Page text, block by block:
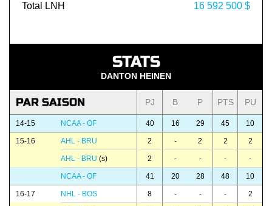
Total LNH 16 592 500 $
STATS
DANTON HEINEN
PAR SAISON PJ B P PTS PU
14-15 NCAA - OF 40 16 29 45 10
15-16 AHL - BRU 2 - 2 2 2
AHL - BRU (s) 2 - - - -
NCAA - OF 41 20 28 48 10
16-17 NHL - BOS 8 - - - 2